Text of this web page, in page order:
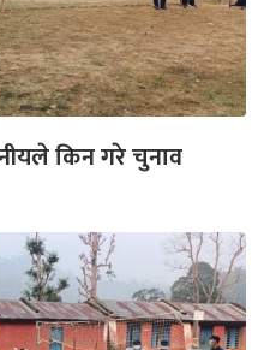
किन गरे चुनाव